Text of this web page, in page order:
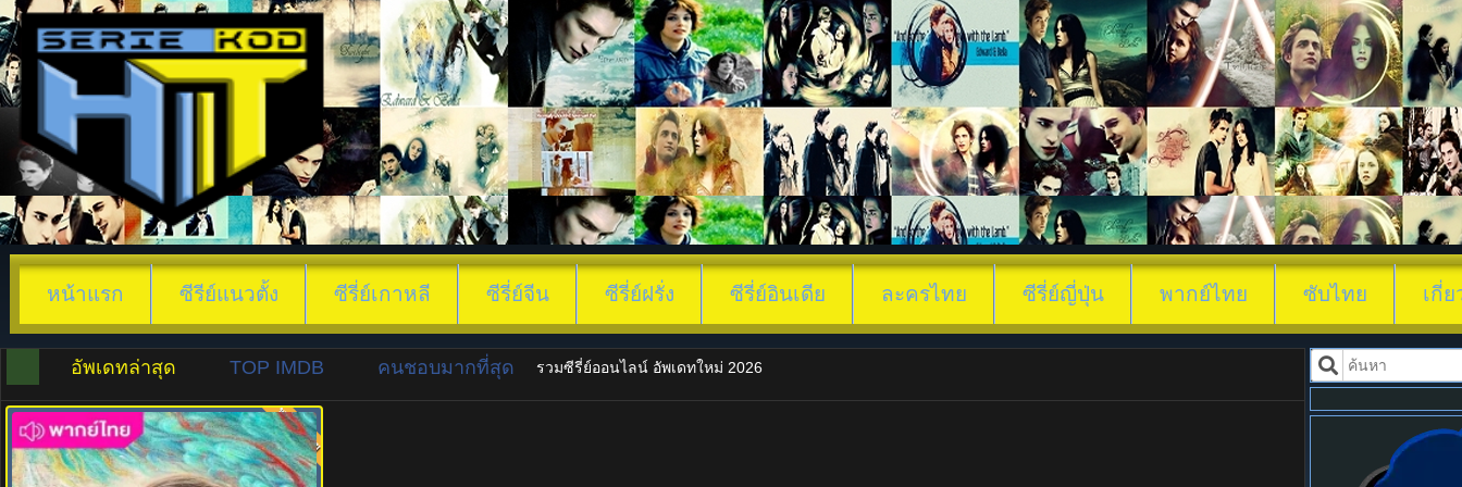
ดูซีรี่ย์ ซีรี่ย์แนวย้อ
หน้าแรก ซีรีย์แนวตั้ง ซีรี่ย์เกาหลี ซีรี่ย์จีน ซีรี่ย์ฝรั่ง ซีรี่ย์อินเดีย ละครไทย ซีรี่ย์ญี่ปุ่น พากย์ไทย ซับไทย เกี่ย
อัพเดทล่าสุด TOP IMDB คนชอบมากที่สุด รวมซีรี่ย์ออนไลน์ อัพเดทใหม่ 2026
8.0 พากย์ไทย